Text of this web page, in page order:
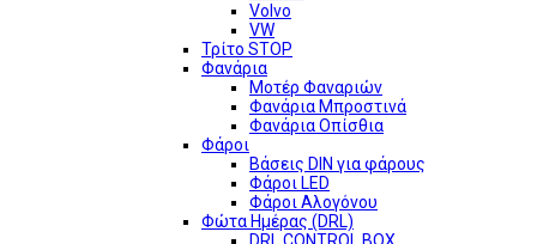
Volvo
VW
Τρίτο STOP
Φανάρια
Μοτέρ Φαναριών
Φανάρια Μπροστινά
Φανάρια Οπίσθια
Φάροι
Βάσεις DIN για φάρους
Φάροι LED
Φάροι Αλογόνου
Φώτα Ημέρας (DRL)